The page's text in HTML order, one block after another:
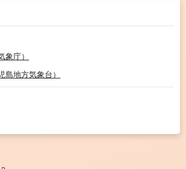
象庁）
島地方気象台）